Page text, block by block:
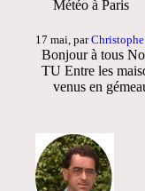
Météo à Paris
17 mai, par
Bonjour à tous
TU Entre les
venus en